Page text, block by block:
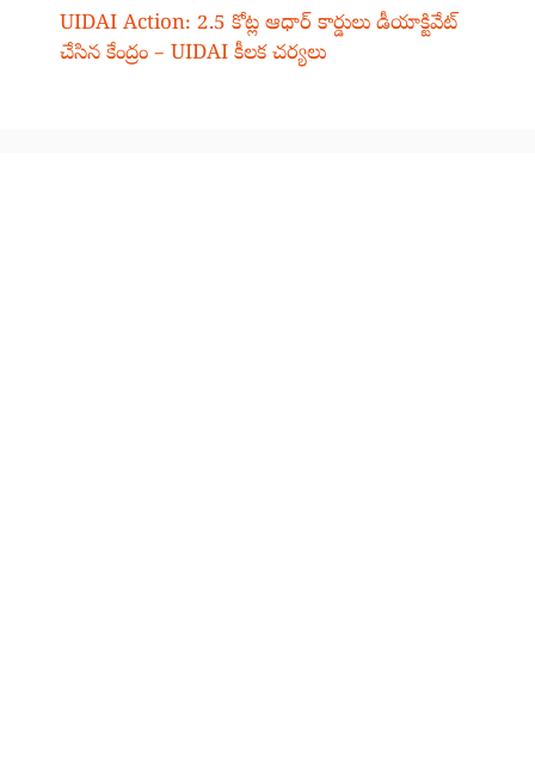
UIDAI Action: 2.5 కోట్ల ఆధార్ కార్డులు డీయాక్టివేట్
చేసిన కేంద్రం – UIDAI కీలక చర్యలు